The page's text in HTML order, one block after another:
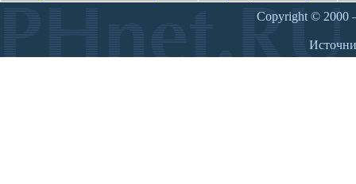
Copyright © 2000